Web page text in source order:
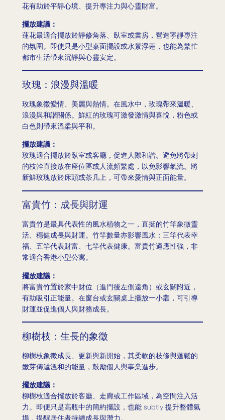
花有助於平靜心境、提升專注力與心靈財富。
擺放建議：
蓮花最適合擺放於靜修角落、臥室或書房，營造寧靜專注
的氛圍。即使只是小型桌面擺設或水景浮蓮，也能為繁忙
都市生活帶來沉靜與心靈安定。
玫瑰：浪漫與溫暖
玫瑰象徵愛情、美麗與熱情。在風水中，玫瑰帶來溫暖、
浪漫與和諧關係。鮮紅的玫瑰可激發激情與喜悅，粉色或
白色則帶來溫柔與平和。
擺放建議：
玫瑰適合擺放於臥室或客廳，促進人際和諧。避免將帶刺
的枝幹直接放在座位區或人流頻繁處，以免影響氣流。將
新鮮玫瑰放於床頭或茶几上，可帶來愛情與正面能量。
富貴竹：成長與財運
富貴竹是最具代表性的風水植物之一，直挺的竹竿象徵靈
活、穩健成長與財運。竹竿數量亦影響風水：三竿代表幸
福、五竿代表財富、七竿代表健康。富貴竹適應性強，非
常適合香港小型公寓。
擺放建議：
將富貴竹置於家中財位（進門後左側遠角）或玄關附近，
有助吸引正能量。在窗台或玄關桌上擺放一小叢，可引導
財運並促進個人與財務成長。
柳樹枝：生長的象徵
柳樹枝象徵成長、更新與新開始，其柔軟的枝條與蓬鬆的
嫩芽傳遞溫和的能量，鼓勵個人與事業進步。
擺放建議：
柳樹枝適合擺放於客廳、走廊或工作區域，為空間注入活
力。即便只是高瓶中的簡約擺設，也能 subtly 提升整體氣
場，提醒居住者持續成長與潛力。